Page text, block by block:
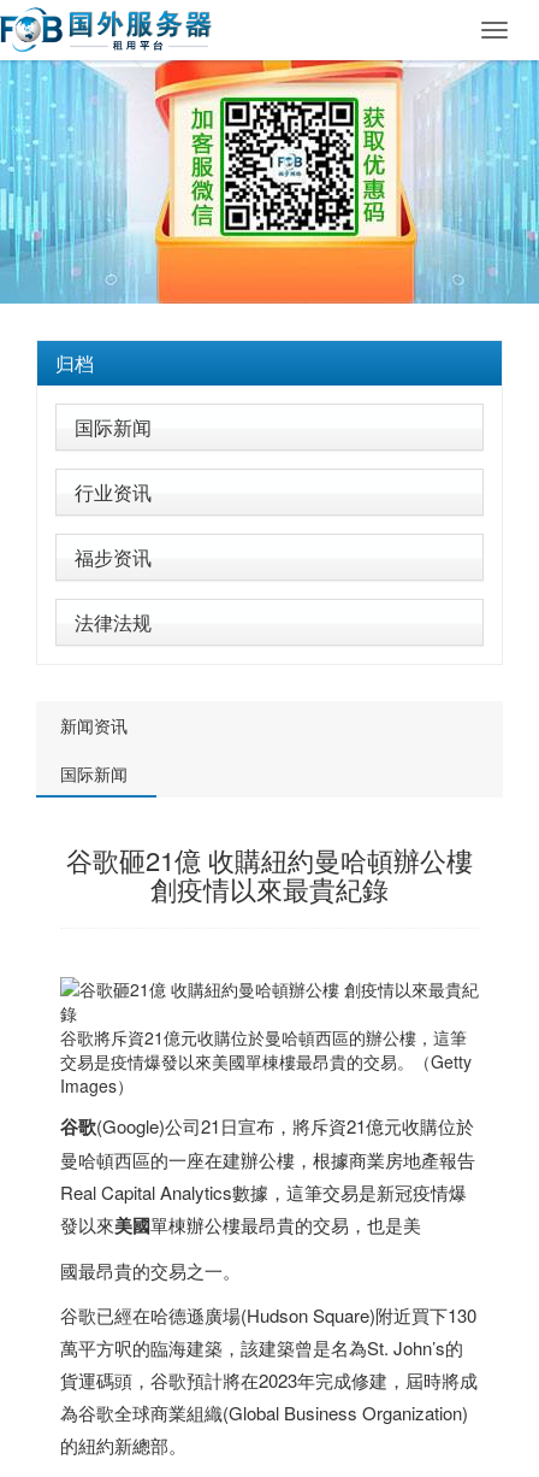
归档
国际新闻
行业资讯
福步资讯
法律法规
新闻资讯
国际新闻
谷歌砸21億 收購紐約曼哈頓辦公樓
創疫情以來最貴紀錄
谷歌將斥資21億元收購位於曼哈頓西區的辦公樓，這筆
交易是疫情爆發以來美國單棟樓最昂貴的交易。（Getty
Images）
谷歌(Google)公司21日宣布，將斥資21億元收購位於
曼哈頓西區的一座在建辦公樓，根據商業房地產報告
Real Capital Analytics數據，這筆交易是新冠疫情爆
發以來美國單棟辦公樓最昂貴的交易，也是美
國最昂貴的交易之一。
谷歌已經在哈德遜廣場(Hudson Square)附近買下130
萬平方呎的臨海建築，該建築曾是名為St. John’s的
貨運碼頭，谷歌預計將在2023年完成修建，屆時將成
為谷歌全球商業組織(Global Business Organization)
的紐約新總部。